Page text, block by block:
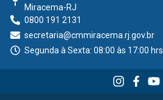
Miracema-RJ
0800 191 2131
secretaria@cmmiracema.rj.gov.br
Segunda à Sexta: 08:00 às 17:00 hrs